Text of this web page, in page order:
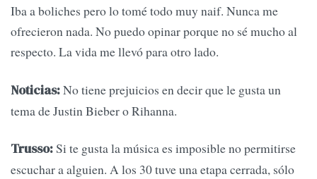
Iba a boliches pero lo tomé todo muy naif. Nunca me
ofrecieron nada. No puedo opinar porque no sé mucho al
respecto. La vida me llevó para otro lado.
Noticias:No tiene prejuicios en decir que le gusta un
tema de Justin Bieber o Rihanna.
Trusso:Si te gusta la música es imposible no permitirse
escuchar a alguien. A los 30 tuve una etapa cerrada, sólo